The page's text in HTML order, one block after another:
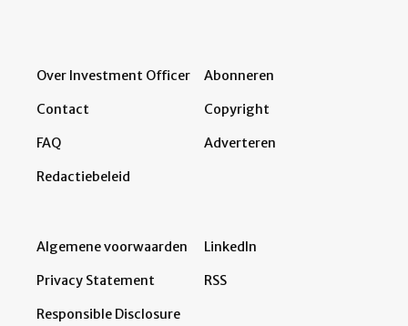
Over Investment Officer
Contact
FAQ
Redactiebeleid
Abonneren
Copyright
Adverteren
Algemene voorwaarden
Privacy Statement
Responsible Disclosure
LinkedIn
RSS